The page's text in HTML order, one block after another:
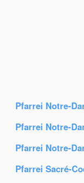
Pfarrei Notre-
Pfarrei Notre-
Pfarrei Notre-
Pfarrei Sacré-